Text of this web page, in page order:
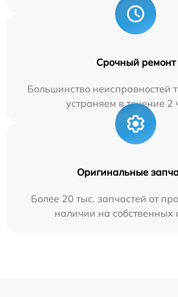
Срочный ремонт
Большинство неисправностей
устраняем в течение 2
Оригинальные
Более 20 тыс. запчастей от
наличии на собственных